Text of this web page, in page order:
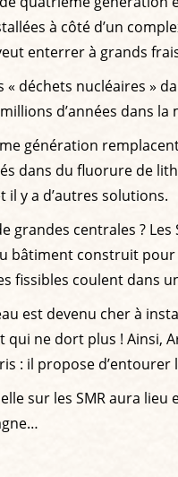
à côté d’un
enterrer à grands
déchets nucléaires »
d’années dans la
génération
dans du fluorure de
y a d’autres solutions.
grandes centrales ?
construit pour
fissibles coulent dans
est devenu cher à
qui ne dort plus !
: il propose d’entourer
sur les SMR aura